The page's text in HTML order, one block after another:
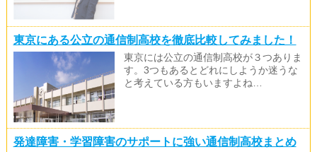
東京にある公立の通信制高校を徹底比較してみました！
東京には公立の通信制高校が３つありま
す。3つもあるとどれにしようか迷うな
と考えている方もいますよね…
発達障害・学習障害のサポートに強い通信制高校まとめ